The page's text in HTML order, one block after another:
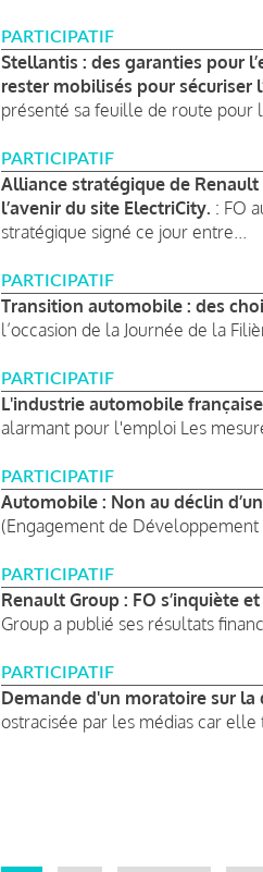
PARTICIPATIF
Stellantis : des garanties pour
rester mobilisés pour sécuriser
présenté sa feuille de route pour
PARTICIPATIF
Alliance stratégique de
l’avenir du site ElectriCity. : FO
stratégique signé ce jour entre...
PARTICIPATIF
Transition automobile : des
l’occasion de la Journée de la
PARTICIPATIF
L'industrie automobile
alarmant pour l'emploi Les
PARTICIPATIF
Automobile : Non au déclin
(Engagement de Développement
PARTICIPATIF
Renault Group : FO s’inquiète
Group a publié ses résultats
PARTICIPATIF
Demande d'un moratoire sur
ostracisée par les médias car elle